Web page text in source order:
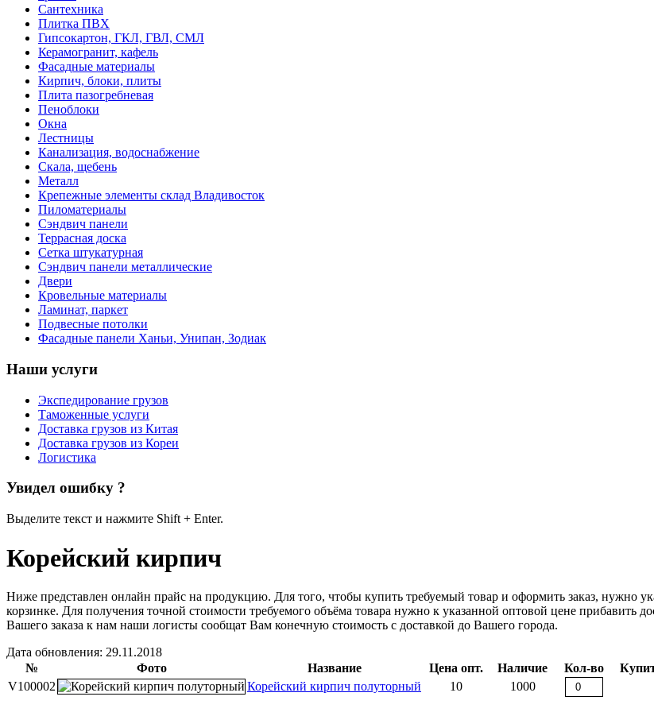
Сантехника
Плитка ПВХ
Гипсокартон, ГКЛ, ГВЛ, СМЛ
Керамогранит, кафель
Фасадные материалы
Кирпич, блоки, плиты
Плита пазогребневая
Пеноблоки
Окна
Лестницы
Канализация, водоснабжение
Скала, щебень
Металл
Крепежные элементы склад Владивосток
Пиломатериалы
Сэндвич панели
Террасная доска
Сетка штукатурная
Сэндвич панели металлические
Двери
Кровельные материалы
Ламинат, паркет
Подвесные потолки
Фасадные панели Ханьи, Унипан, Зодиак
Наши услуги
Экспедирование грузов
Таможенные услуги
Доставка грузов из Китая
Доставка грузов из Кореи
Логистика
Увидел ошибку ?
Выделите текст и нажмите Shift + Enter.
Корейский кирпич
Ниже представлен онлайн прайс на продукцию. Для того, чтобы купить требуемый товар и оформить заказ, нужно
корзинке. Для получения точной стоимости требуемого объёма товара нужно к указанной оптовой цене прибавить
Вашего заказа к нам наши логисты сообщат Вам конечную стоимость с доставкой до Вашего города.
Дата обновления: 29.11.2018
№
Фото Название Цена опт. Наличие Кол-во
V100002
Корейский кирпич полуторный 10 1000